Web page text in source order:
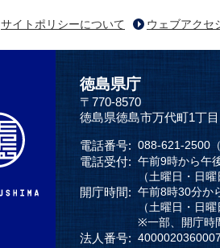
サイトポリシーについて ウェブアクセ
徳島県庁
〒770-8570
徳島県徳島市万代町1丁
電話番号: 088-621-2500（
電話受付: 午前9時から午
（土曜日・日
開庁時間: 午前8時30分か
（土曜日・日
※一部、開庁時
法人番号: